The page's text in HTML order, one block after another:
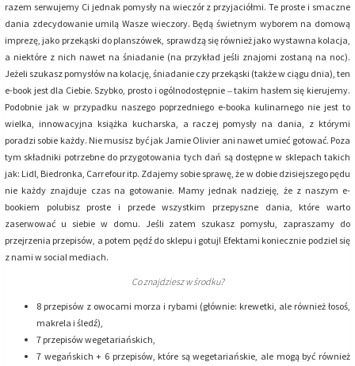
razem serwujemy Ci jednak pomysły na wieczór z przyjaciółmi. Te proste i smaczne
dania zdecydowanie umilą Wasze wieczory. Będą świetnym wyborem na domową
imprezę, jako przekąski do planszówek, sprawdzą się również jako wystawna kolacja,
a niektóre z nich nawet na śniadanie (na przykład jeśli znajomi zostaną na noc).
Jeżeli szukasz pomysłów na kolację, śniadanie czy przekąski (także w ciągu dnia), ten
e-book jest dla Ciebie. Szybko, prosto i ogólnodostępnie ‒ takim hasłem się kierujemy.
Podobnie jak w przypadku naszego poprzedniego e-booka kulinarnego nie jest to
wielka, innowacyjna książka kucharska, a raczej pomysły na dania, z którymi
poradzi sobie każdy. Nie musisz być jak Jamie Olivier ani nawet umieć gotować. Poza
tym składniki potrzebne do przygotowania tych dań są dostępne w sklepach takich
jak: Lidl, Biedronka, Carrefour itp. Zdajemy sobie sprawę, że w dobie dzisiejszego pędu
nie każdy znajduje czas na gotowanie. Mamy jednak nadzieję, że z naszym e-
bookiem polubisz proste i przede wszystkim przepyszne dania, które warto
zaserwować u siebie w domu. Jeśli zatem szukasz pomysłu, zapraszamy do
przejrzenia przepisów, a potem pędź do sklepu i gotuj! Efektami koniecznie podziel się
z nami w social mediach.
Co znajdziesz w środku?
8 przepisów z owocami morza i rybami (głównie: krewetki, ale również łosoś,
makrela i śledź),
7 przepisów wegetariańskich,
7 wegańskich + 6 przepisów, które są wegetariańskie, ale mogą być również